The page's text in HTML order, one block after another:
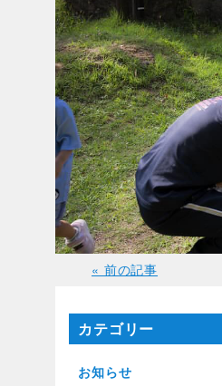
« 前の記事
カテゴリー
お知らせ